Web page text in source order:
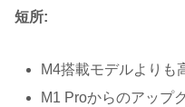
短所:
M4搭載モデルよりも
M1 Proからのアップ